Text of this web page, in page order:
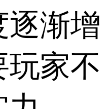
逐渐增
玩家不